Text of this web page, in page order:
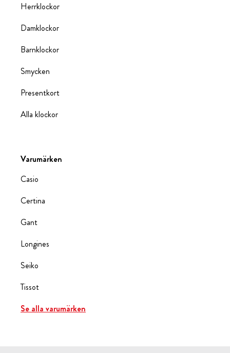
Herrklockor
Damklockor
Barnklockor
Smycken
Presentkort
Alla klockor
Varumärken
Casio
Certina
Gant
Longines
Seiko
Tissot
Se alla varumärken